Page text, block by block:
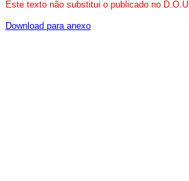
Este texto não substitui o publicado no
Download para anexo